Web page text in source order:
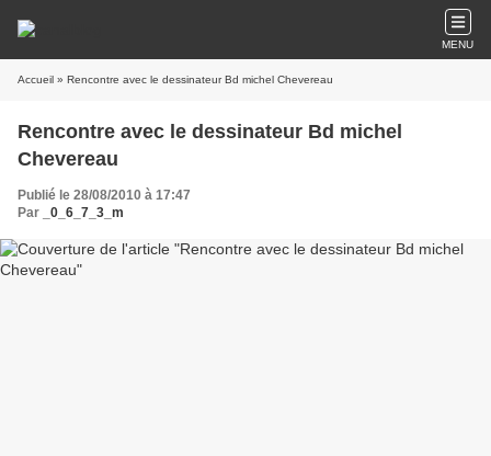
MENU
Accueil » Rencontre avec le dessinateur Bd michel Chevereau
Rencontre avec le dessinateur Bd michel
Chevereau
Publié le 28/08/2010 à 17:47
Par
_0_6_7_3_m